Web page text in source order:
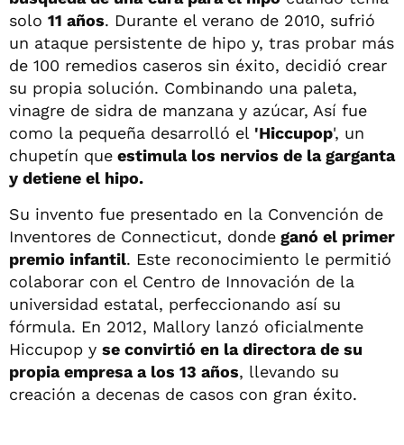
solo 11 años. Durante el verano de 2010, sufrió
un ataque persistente de hipo y, tras probar más
de 100 remedios caseros sin éxito, decidió crear
su propia solución. Combinando una paleta,
vinagre de sidra de manzana y azúcar, Así fue
como la pequeña desarrolló el 'Hiccupop', un
chupetín que estimula los nervios de la garganta
y detiene el hipo.
Su invento fue presentado en la Convención de
Inventores de Connecticut, donde ganó el primer
premio infantil. Este reconocimiento le permitió
colaborar con el Centro de Innovación de la
universidad estatal, perfeccionando así su
fórmula. En 2012, Mallory lanzó oficialmente
Hiccupop y se convirtió en la directora de su
propia empresa a los 13 años, llevando su
creación a decenas de casos con gran éxito.